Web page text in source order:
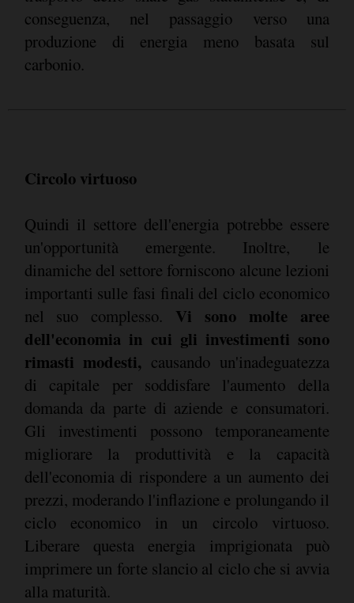
conseguenza, nel passaggio verso una
produzione di energia meno basata sul
carbonio.
Circolo virtuoso
Quindi il settore dell'energia potrebbe essere
un'opportunità emergente. Inoltre, le
dinamiche del settore forniscono alcune lezioni
importanti sulle fasi finali del ciclo economico
nel suo complesso. Vi sono molte aree
dell'economia in cui gli investimenti sono
rimasti modesti, causando un'inadeguatezza
di capitale per soddisfare l'aumento della
domanda da parte di aziende e consumatori.
Gli investimenti possono temporaneamente
migliorare la produttività e la capacità
dell'economia di rispondere a un aumento dei
prezzi, moderando l'inflazione e prolungando il
ciclo economico in un circolo virtuoso.
Liberare questa energia imprigionata può
imprimere un forte slancio al ciclo che si avvia
alla maturità.